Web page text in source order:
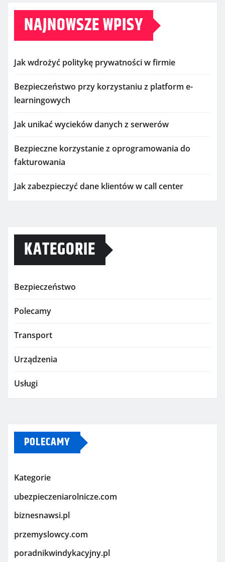
NAJNOWSZE WPISY
Jak wdrożyć politykę prywatności w firmie
Bezpieczeństwo przy korzystaniu z platform e-
learningowych
Jak unikać wycieków danych z serwerów
Bezpieczne korzystanie z oprogramowania do
fakturowania
Jak zabezpieczyć dane klientów w call center
KATEGORIE
Bezpieczeństwo
Polecamy
Transport
Urządzenia
Usługi
POLECAMY
Kategorie
ubezpieczeniarolnicze.com
biznesnawsi.pl
przemyslowcy.com
poradnikwindykacyjny.pl